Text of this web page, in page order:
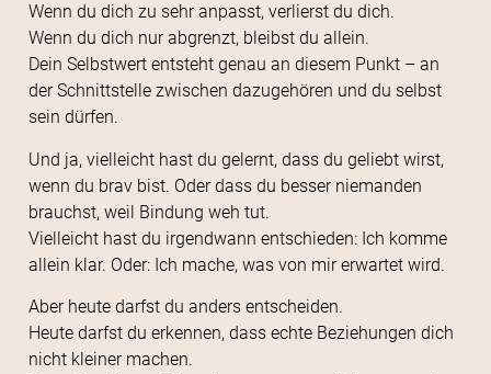
Wenn du dich zu sehr anpasst, verlierst du dich.
Wenn du dich nur abgrenzt, bleibst du allein.
Dein Selbstwert entsteht genau an diesem Punkt – an
der Schnittstelle zwischen dazugehören und du selbst
sein dürfen.
Und ja, vielleicht hast du gelernt, dass du geliebt wirst,
wenn du brav bist. Oder dass du besser niemanden
brauchst, weil Bindung weh tut.
Vielleicht hast du irgendwann entschieden: Ich komme
allein klar. Oder: Ich mache, was von mir erwartet wird.
Aber heute darfst du anders entscheiden.
Heute darfst du erkennen, dass echte Beziehungen dich
nicht kleiner machen.